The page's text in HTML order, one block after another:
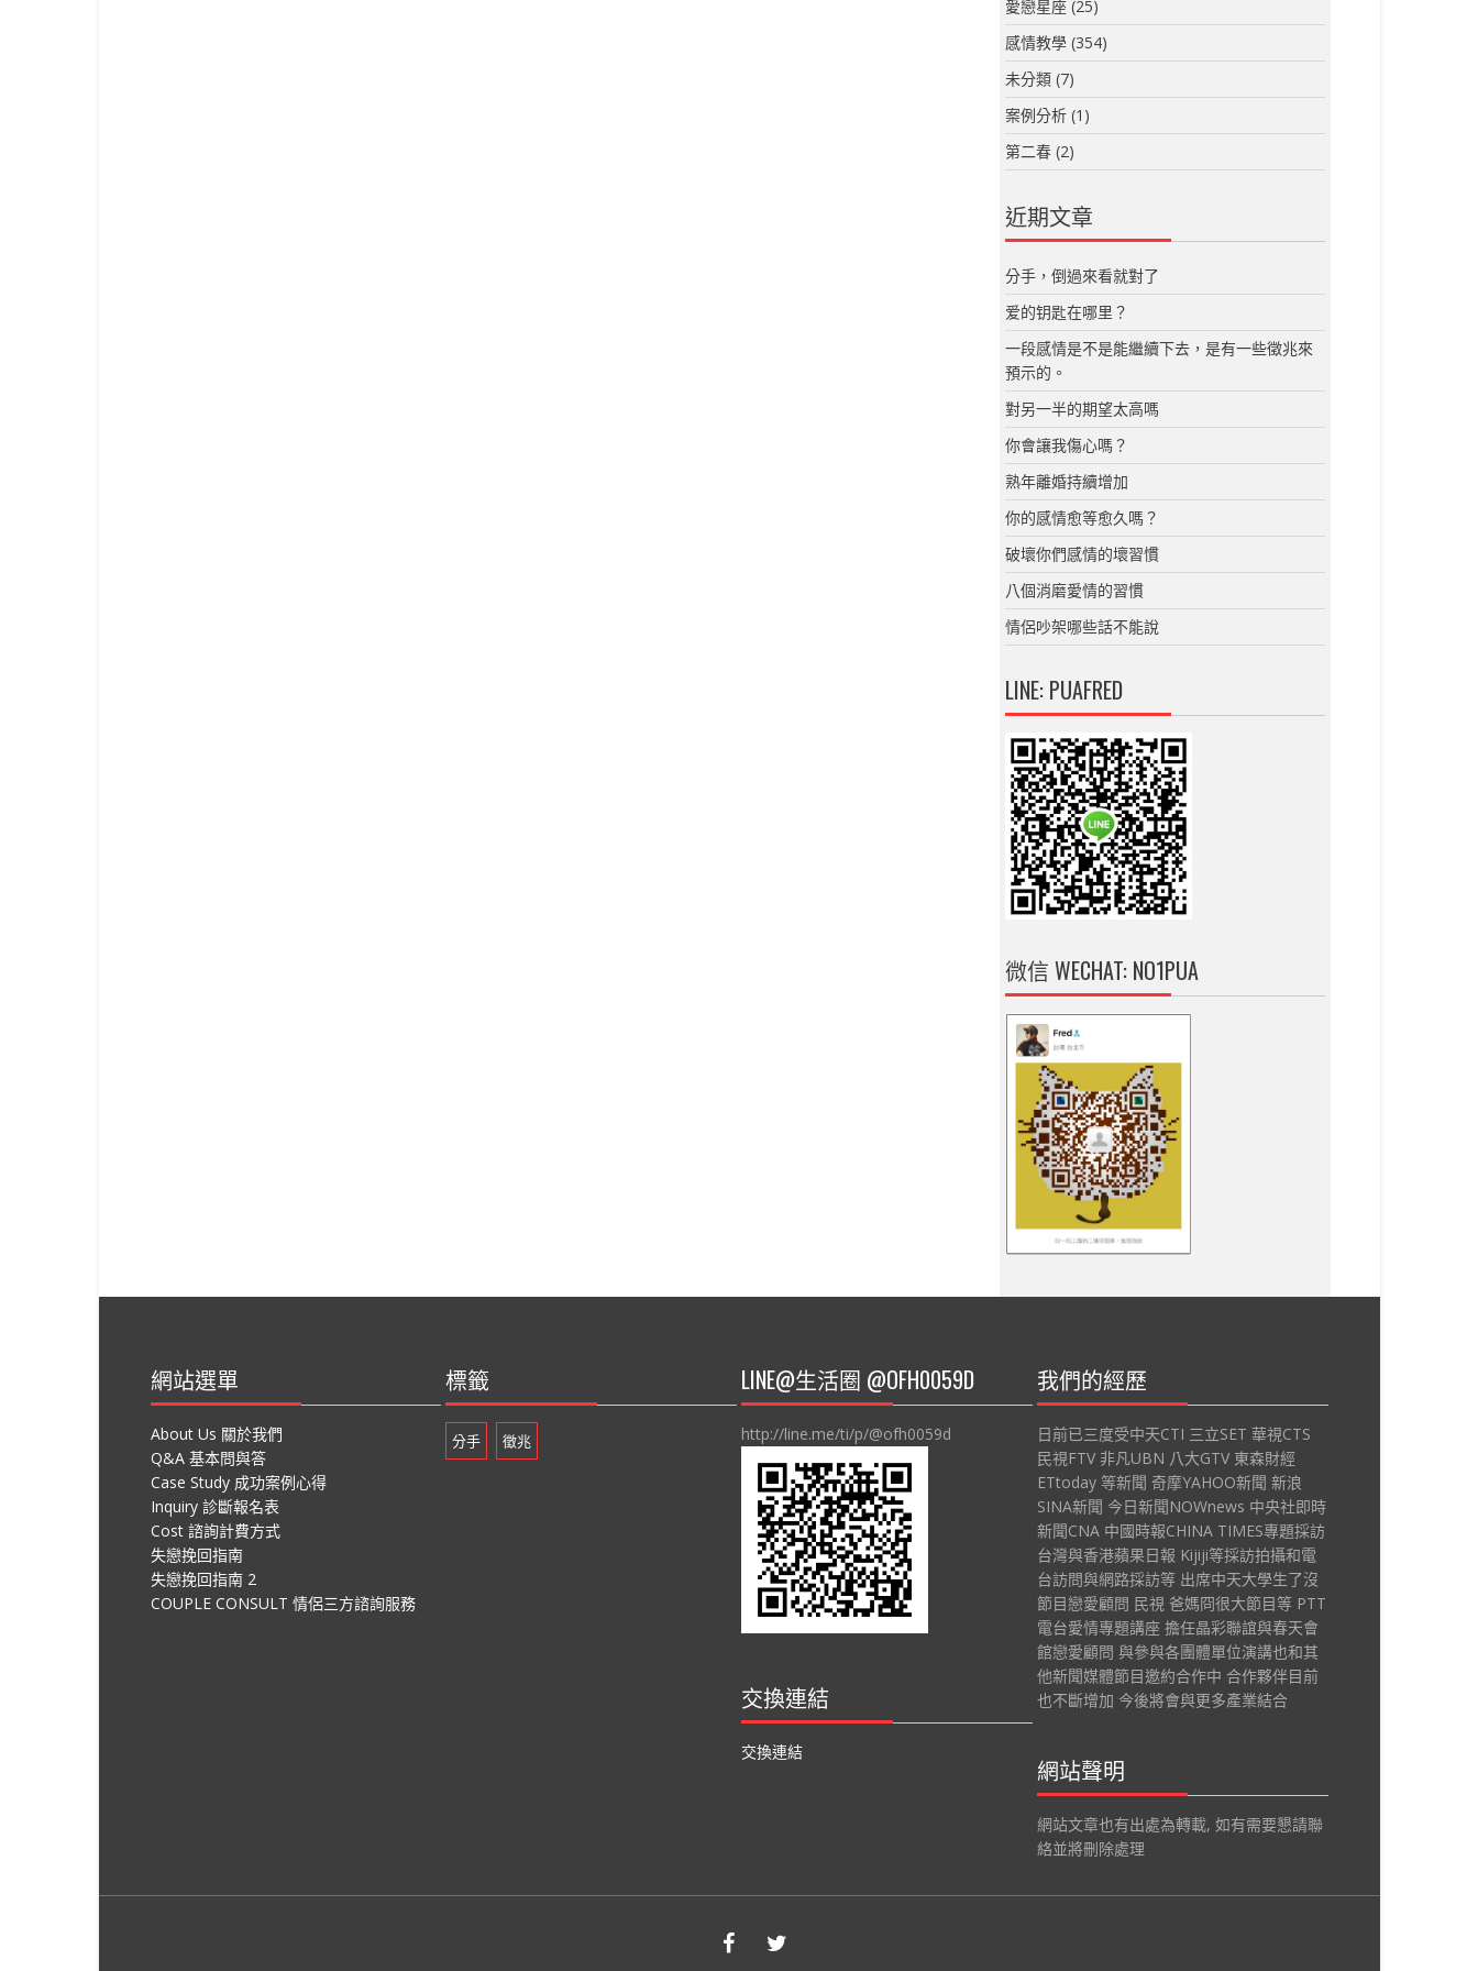
愛戀星座(25)
感情教學(354)
未分類(7)
案例分析(1)
第二春(2)
近期文章
分手，倒過來看就對了
爱的钥匙在哪里？
一段感情是不是能繼續下去，是有一些徵兆來
預示的。
對另一半的期望太高嗎
你會讓我傷心嗎？
熟年離婚持續增加
你的感情愈等愈久嗎？
破壞你們感情的壞習慣
八個消磨愛情的習慣
情侶吵架哪些話不能說
LINE: PUAFRED
微信 WECHAT: NO1PUA
網站選單
About Us 關於我們
Q&A 基本問與答
Case Study 成功案例心得
Inquiry 診斷報名表
Cost 諮詢計費方式
失戀挽回指南
失戀挽回指南 2
COUPLE CONSULT 情侶三方諮詢服務
標籤
分手 徵兆
LINE@生活圈 @OFH0059D
http://line.me/ti/p/@ofh0059d
交換連結
交換連結
我們的經歷
日前已三度受中天CTI 三立SET 華視CTS
民視FTV 非凡UBN 八大GTV 東森財經
ETtoday 等新聞 奇摩YAHOO新聞 新浪
SINA新聞 今日新聞NOWnews 中央社即時
新聞CNA 中國時報CHINA TIMES專題採訪
台灣與香港蘋果日報 Kijiji等採訪拍攝和電
台訪問與網路採訪等 出席中天大學生了沒
節目戀愛顧問 民視 爸媽冏很大節目等 PTT
電台愛情專題講座 擔任晶彩聯誼與春天會
館戀愛顧問 與參與各團體單位演講也和其
他新聞媒體節目邀約合作中 合作夥伴目前
也不斷增加 今後將會與更多產業結合
網站聲明
網站文章也有出處為轉載, 如有需要懇請聯
絡並將刪除處理